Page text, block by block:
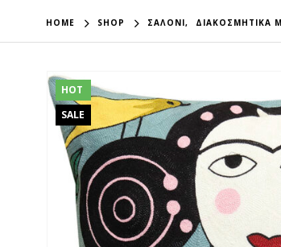
HOME SHOP ΣΑΛΌΝΙ, ΔΙΑΚΟΣΜΗΤΙΚΆ
HOT
SALE